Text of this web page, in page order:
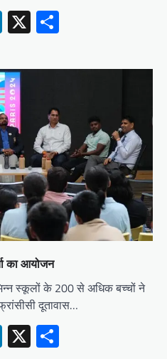
LinkedIn
X
का आयोजन
स्कूलों के 200 से अधिक बच्चों ने
दूतावास…
LinkedIn
X